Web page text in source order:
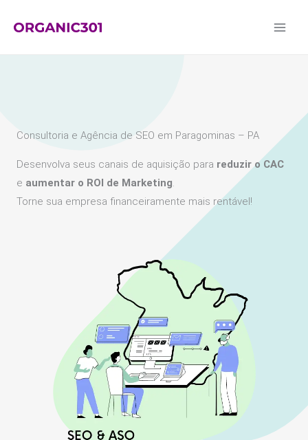
para
Consultoria e Agência de SEO em Paragominas – PA
Desenvolva seus canais de aquisição para reduzir o CAC
e aumentar o ROI de Marketing.
Torne sua empresa financeiramente mais rentável!